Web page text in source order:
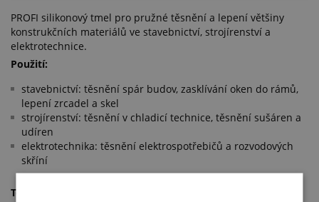
PROFI silikonový tmel pro pružné těsnění a lepení většiny
konstrukčních materiálů ve stavebnictví, strojírenství a
elektrotechnice.
Použití:
stavebnictví: těsnění spár budov, zasklívání oken do rámů,
lepení zrcadel a skel
strojírenství: těsnění v chladicí technice, těsnění sušáren a
udíren
elektrotechnika: těsnění elektrospotřebičů a rozvodových
skříní
Technické parametry: